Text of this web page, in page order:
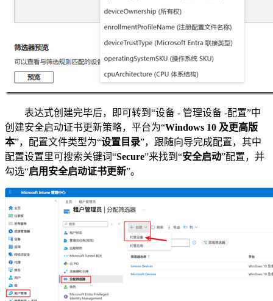
表达式创建完毕后，即可转到“设备 - 管理设备 -配置”中
创建安全启动证书更新策略，平台为“Windows 10 及更高版
本”，配置文件类型为“设置目录”，跟随向导完成配置，其中
配置设置里可搜索关键词“Secure”来找到“安全启动”配置，并
勾选“启用安全启动证书更新”。